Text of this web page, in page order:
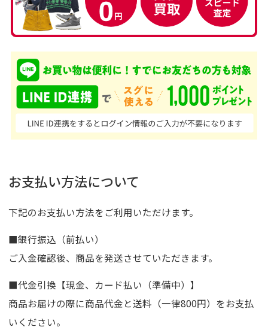
お支払い方法について
下記のお支払い方法をご利用いただけます。
■銀行振込（前払い）
ご入金確認後、商品を発送させていただきます。
■代金引換【現金、カード払い（準備中）】
商品お届けの際に商品代金と送料（一律800円）をお支払
いください。